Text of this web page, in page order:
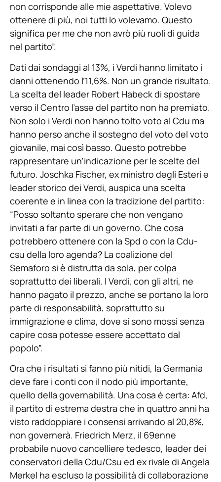
non corrisponde alle mie aspettative. Volevo
ottenere di più, noi tutti lo volevamo. Questo
significa per me che non avrò più ruoli di guida
nel partito”.
Dati dai sondaggi al 13%, i Verdi hanno limitato i
danni ottenendo l’11,6%. Non un grande risultato.
La scelta del leader Robert Habeck di spostare
verso il Centro l’asse del partito non ha premiato.
Non solo i Verdi non hanno tolto voto al Cdu ma
hanno perso anche il sostegno del voto del voto
giovanile, mai così basso. Questo potrebbe
rappresentare un’indicazione per le scelte del
futuro. Joschka Fischer, ex ministro degli Esteri e
leader storico dei Verdi, auspica una scelta
coerente e in linea con la tradizione del partito:
“Posso soltanto sperare che non vengano
invitati a far parte di un governo. Che cosa
potrebbero ottenere con la Spd o con la Cdu-
csu della loro agenda? La coalizione del
Semaforo si è distrutta da sola, per colpa
soprattutto dei liberali. I Verdi, con gli altri, ne
hanno pagato il prezzo, anche se portano la loro
parte di responsabilità, soprattutto su
immigrazione e clima, dove si sono mossi senza
capire cosa potesse essere accettato dal
popolo”.
Ora che i risultati si fanno più nitidi, la Germania
deve fare i conti con il nodo più importante,
quello della governabilità. Una cosa è certa: Afd,
il partito di estrema destra che in quattro anni ha
visto raddoppiare i consensi arrivando al 20,8%,
non governerà. Friedrich Merz, il 69enne
probabile nuovo cancelliere tedesco, leader dei
conservatori della Cdu/Csu ed ex rivale di Angela
Merkel ha escluso la possibilità di collaborazione